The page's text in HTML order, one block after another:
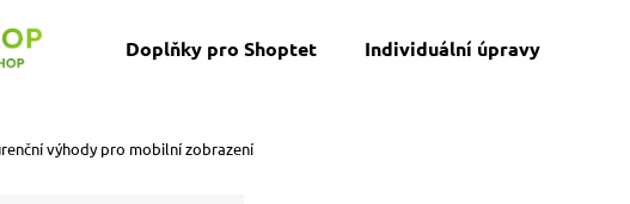
Doplňky pro Shoptet Individuální úpravy
výhody pro mobilní zobrazení